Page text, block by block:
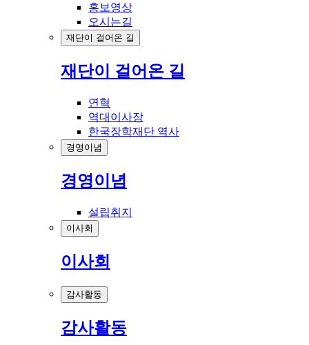
홍보영상
오시는길
재단이 걸어온 길
재단이 걸어온 길
연혁
역대이사장
한국장학재단 역사
경영이념
경영이념
설립취지
이사회
이사회
감사활동
감사활동